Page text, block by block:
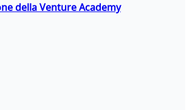
della Venture Academy